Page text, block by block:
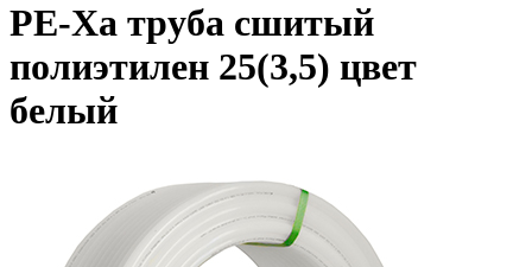
PE-Xa труба сшитый
полиэтилен 25(3,5) цвет
белый